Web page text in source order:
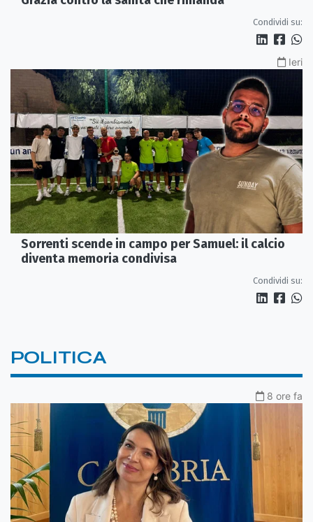
Condividi su:
Ieri
Sorrenti scende in campo per Samuel: il calcio
diventa memoria condivisa
Condividi su:
POLITICA
8 ore fa